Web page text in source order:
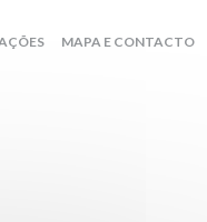
MAPA E CONTACTO